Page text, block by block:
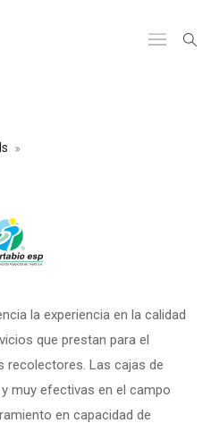
la experiencia en la calidad
que prestan para el
recolectores. Las cajas de
muy efectivas en el campo
en capacidad de